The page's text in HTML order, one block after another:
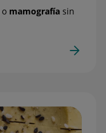
o mamografía sin